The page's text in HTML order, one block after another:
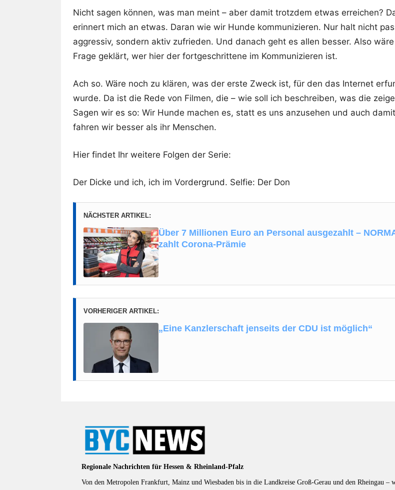
Nicht sagen können, was man meint – aber damit trotzdem etwas erreichen?
erinnert mich an etwas. Daran wie wir Hunde kommunizieren. Nur halt nicht
aggressiv, sondern aktiv zufrieden. Und danach geht es allen besser. Also
Frage geklärt, wer hier der fortgeschrittene im Kommunizieren ist.
Ach so. Wäre noch zu klären, was der erste Zweck ist, für den das Internet
wurde. Da ist die Rede von Filmen, die – wie soll ich beschreiben, was die
Sagen wir es so: Wir Hunde machen es, statt es uns anzusehen und auch damit
fahren wir besser als ihr Menschen.
Hier findet Ihr weitere Folgen der Serie:
Der Dicke und ich, ich im Vordergrund. Selfie: Der Don
NÄCHSTER ARTIKEL:
Über 7 Millionen Euro an Personal ausgezahlt –
zahlt Corona-Prämie
VORHERIGER ARTIKEL:
„Eine Kanzlerschaft jenseits der CDU ist möglich“
Regionale Nachrichten für Hessen & Rheinland-Pfalz
Von den Metropolen Frankfurt, Mainz und Wiesbaden bis in die Landkreise Groß-Gerau und den Rheingau